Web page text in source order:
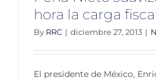
hora la carga
By RRC | diciembre 27, 2013 |
El presidente de México,